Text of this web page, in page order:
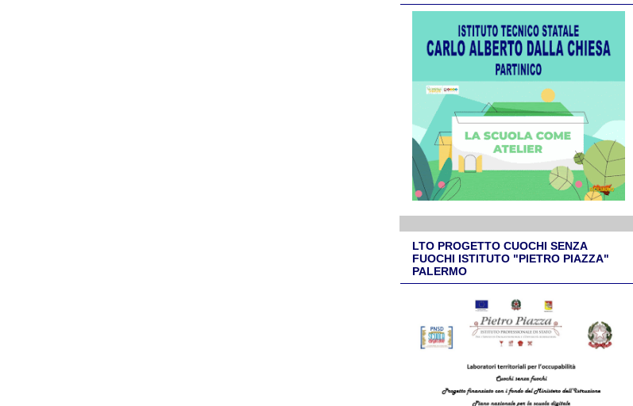
LTO PROGETTO CUOCHI SENZA
FUOCHI ISTITUTO "PIETRO PIAZZA"
PALERMO